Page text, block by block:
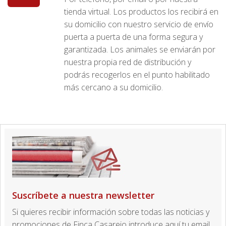
tienda virtual. Los productos los recibirá en
su domicilio con nuestro servicio de envío
puerta a puerta de una forma segura y
garantizada. Los animales se enviarán por
nuestra propia red de distribución y
podrás recogerlos en el punto habilitado
más cercano a su domicilio.
Suscríbete a nuestra newsletter
Si quieres recibir información sobre todas las noticias y